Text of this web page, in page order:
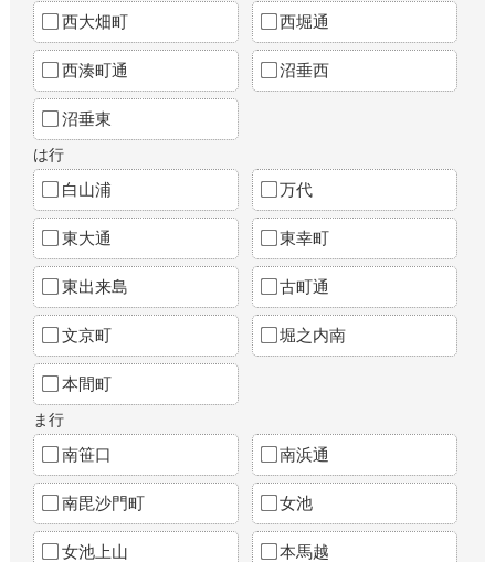
西大畑町 西堀通
西湊町通 沼垂西
沼垂東
は行
白山浦 万代
東大通 東幸町
東出来島 古町通
文京町 堀之内南
本間町
ま行
南笹口 南浜通
南毘沙門町 女池
女池上山 本馬越